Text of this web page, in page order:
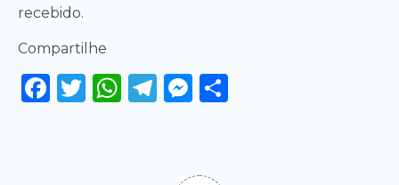
recebido.
Compartilhe
Facebook
Twitter
WhatsApp
Telegram
Messenger